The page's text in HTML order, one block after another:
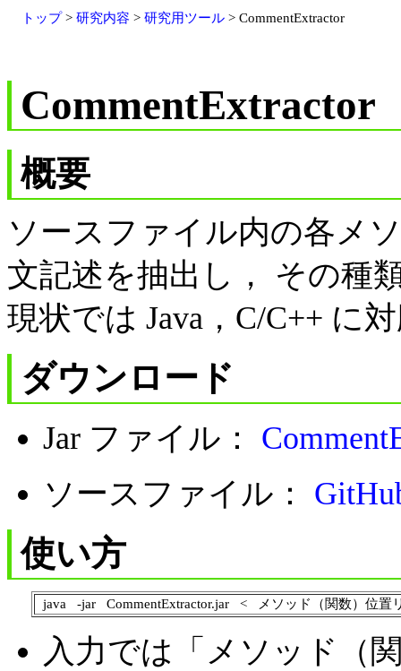
トップ>研究内容 >研究用ツール > CommentExtractor
CommentExtractor
概要
ソースファイル内の各メ
文記述を抽出し， その種
現状では Java，C/C++ に
ダウンロード
Jar ファイル：
ソースファイル：
使い方
java -jar CommentExtractor.jar < メソッド（関数）位置
入力では「メソッド（